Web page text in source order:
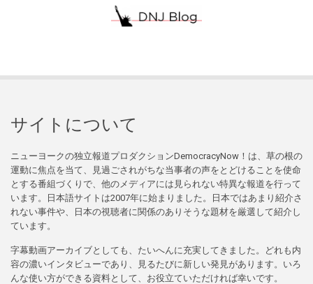
サイトについて
ニューヨークの独立報道プロダクションDemocracyNow！は、草の根の
運動に焦点を当て、見過ごされがちな当事者の声をとどけることを使命
とする番組づくりで、他のメディアには見られない特異な報道を行って
います。日本語サイトは2007年に始まりました。日本ではあまり紹介さ
れない事件や、日本の視聴者に関係のありそうな題材を厳選して紹介し
ています。
字幕動画アーカイブとしても、たいへんに充実してきました。どれも内
容の濃いインタビューであり、見るたびに新しい発見があります。いろ
んな使い方ができる資料として、お役立ていただければ幸いです。